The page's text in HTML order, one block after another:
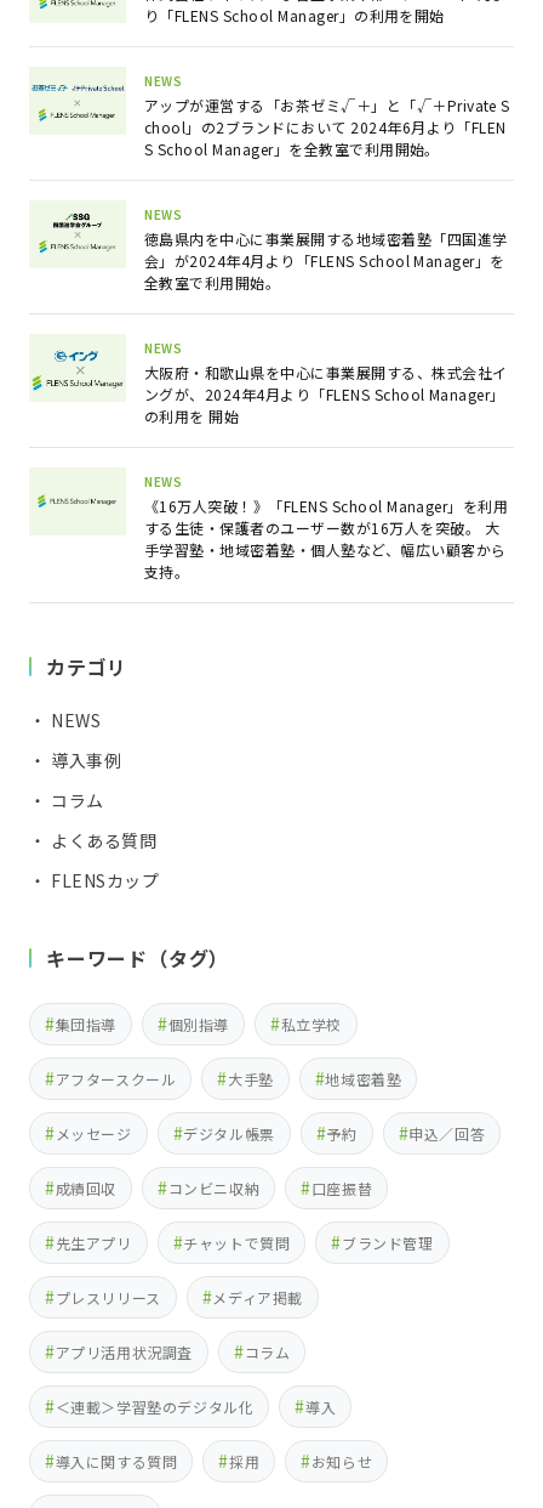
り「FLENS School Manager」の利用を開始
NEWS
アップが運営する「お茶ゼミ√＋」と「√＋Private S
chool」の2ブランドにおいて 2024年6月より「FLEN
S School Manager」を全教室で利用開始。
NEWS
徳島県内を中心に事業展開する地域密着塾「四国進学
会」が2024年4月より「FLENS School Manager」を
全教室で利用開始。
NEWS
大阪府・和歌山県を中心に事業展開する、株式会社イ
ングが、2024年4月より「FLENS School Manager」
の利用を 開始
NEWS
《16万人突破！》「FLENS School Manager」を利用
する生徒・保護者のユーザー数が16万人を突破。 大
手学習塾・地域密着塾・個人塾など、幅広い顧客から
支持。
カテゴリ
・ NEWS
・ 導入事例
・ コラム
・ よくある質問
・ FLENSカップ
キーワード（タグ）
集団指導 個別指導 私立学校
アフタースクール 大手塾 地域密着塾
メッセージ デジタル帳票 予約 申込／回答
成績回収 コンビニ収納 口座振替
先生アプリ チャットで質問 ブランド管理
プレスリリース メディア掲載
アプリ活用状況調査 コラム
＜連載＞学習塾のデジタル化 導入
導入に関する質問 採用 お知らせ